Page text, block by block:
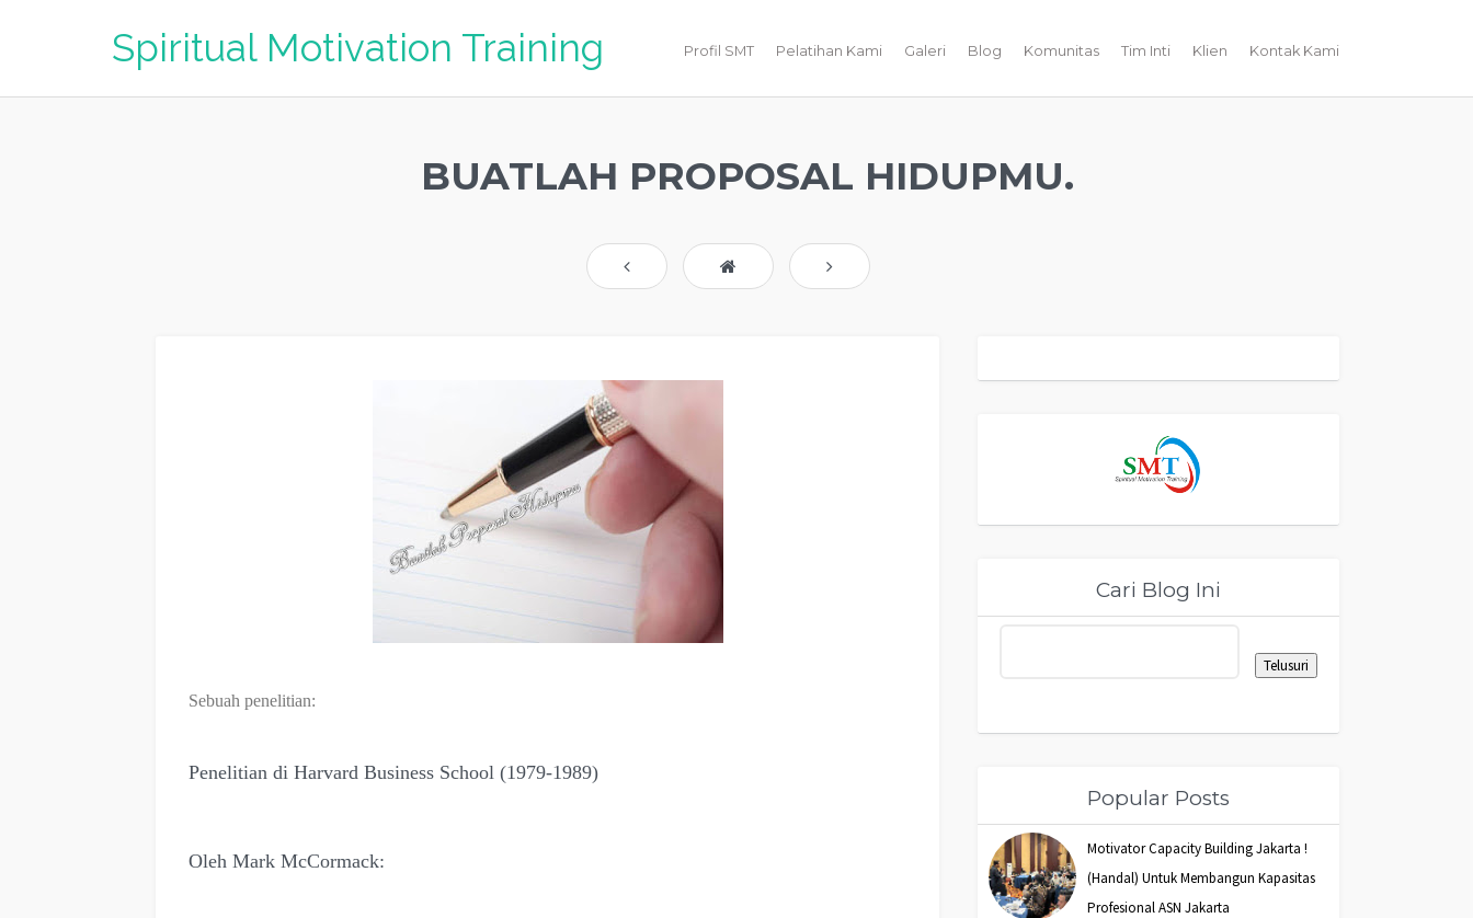
Spiritual Motivation Training Profil SMT Pelatihan Kami Galeri Blog Komunitas Tim Inti Klien Kontak Kami
BUATLAH PROPOSAL HIDUPMU.
Sebuah penelitian:
Penelitian di Harvard Business School (1979-1989)
Oleh Mark McCormack:
Cari Blog Ini
Popular Posts
Motivator Capacity Building Jakarta !
(Handal) Untuk Membangun Kapasitas
Profesional ASN Jakarta